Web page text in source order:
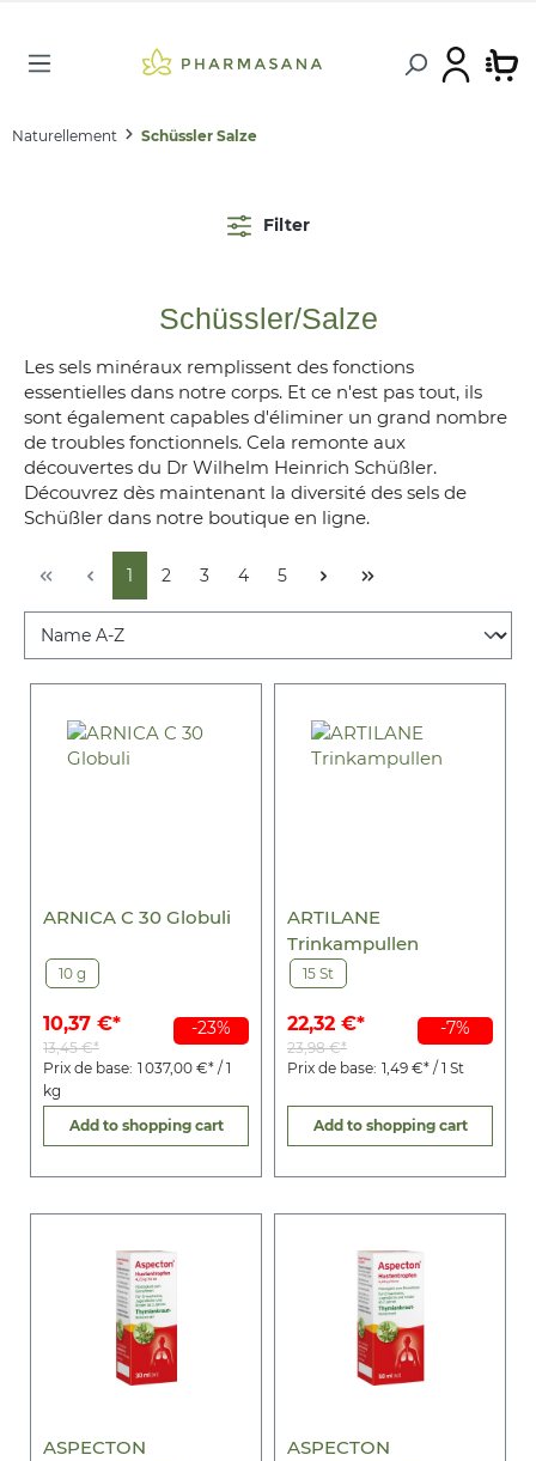
Naturellement Schüssler Salze
Filter
Schüssler/Salze
Les sels minéraux remplissent des fonctions
essentielles dans notre corps. Et ce n'est pas tout, ils
sont également capables d'éliminer un grand nombre
de troubles fonctionnels. Cela remonte aux
découvertes du Dr Wilhelm Heinrich Schüßler.
Découvrez dès maintenant la diversité des sels de
Schüßler dans notre boutique en ligne.
1 2 3 4 5
-23%
ARNICA C 30 Globuli
10 g
10,37 €*
13,45 €*
Prix de base: 1 037,00 €* / 1
kg
Add to shopping cart
-7%
ARTILANE
Trinkampullen
15 St
22,32 €*
23,98 €*
Prix de base: 1,49 €* / 1 St
Add to shopping cart
ASPECTON
ASPECTON